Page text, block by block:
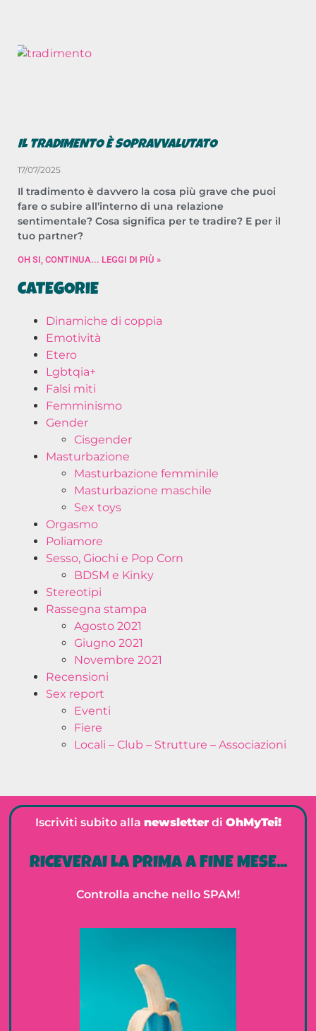
IL TRADIMENTO È SOPRAVVALUTATO
17/07/2025
Il tradimento è davvero la cosa più grave che puoi
fare o subire all’interno di una relazione
sentimentale? Cosa significa per te tradire? E per il
tuo partner?
OH SI, CONTINUA... LEGGI DI PIÙ »
CATEGORIE
Dinamiche di coppia
Emotività
Etero
Lgbtqia+
Falsi miti
Femminismo
Gender
Cisgender
Masturbazione
Masturbazione femminile
Masturbazione maschile
Sex toys
Orgasmo
Poliamore
Sesso, Giochi e Pop Corn
BDSM e Kinky
Stereotipi
Rassegna stampa
Agosto 2021
Giugno 2021
Novembre 2021
Recensioni
Sex report
Eventi
Fiere
Locali – Club – Strutture – Associazioni
Iscriviti subito alla newsletterdi OhMyTei!
RICEVERAI LA PRIMA A FINE MESE...
Controlla anche nello SPAM!